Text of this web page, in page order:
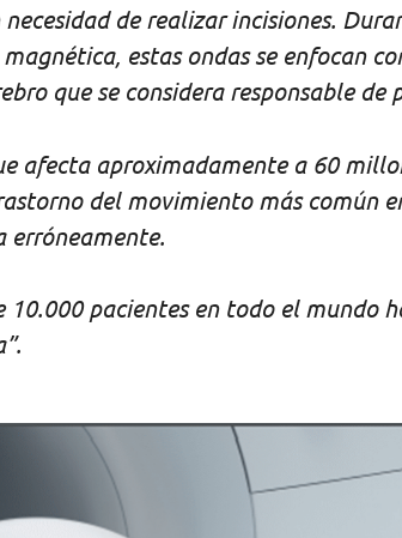
de realizar incisiones.
estas ondas se enfocan
que se considera responsable de
afecta aproximadamente a 60
del movimiento más común
erróneamente.
10.000 pacientes en todo el mundo